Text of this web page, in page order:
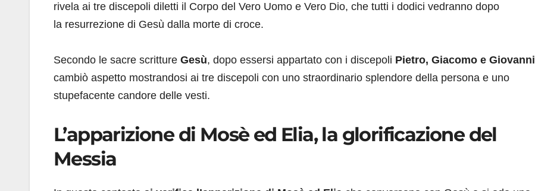
rivela ai tre discepoli diletti il Corpo del Vero Uomo e Vero Dio, che tutti i dodici vedranno dopo
la resurrezione di Gesù dalla morte di croce.
Secondo le sacre scritture Gesù, dopo essersi appartato con i discepoli Pietro, Giacomo e Giovanni
cambiò aspetto mostrandosi ai tre discepoli con uno straordinario splendore della persona e uno
stupefacente candore delle vesti.
L’apparizione di Mosè ed Elia, la glorificazione del
Messia